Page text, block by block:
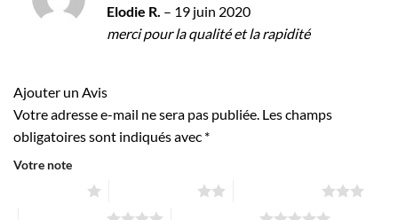
Note5 sur
5
Elodie R. – 19 juin 2020
merci pour la qualité et la rapidité
Ajouter un Avis
Votre adresse e-mail ne sera pas publiée. Les champs
obligatoires sont indiqués avec *
Votre note